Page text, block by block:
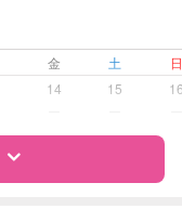
金 土
14 15